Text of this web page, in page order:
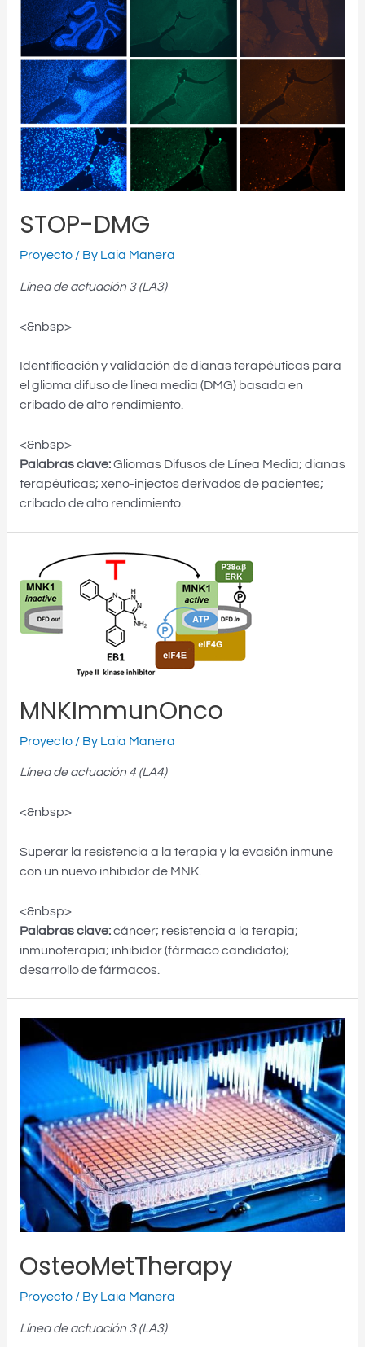
STOP-DMG
Proyecto/ By Laia Manera
Línea de actuación 3 (LA3)
<&nbsp>
Identificación y validación de dianas terapéuticas para
el glioma difuso de línea media (DMG) basada en
cribado de alto rendimiento.
<&nbsp>
Palabras clave:Gliomas Difusos de Línea Media; dianas
terapéuticas; xeno-injectos derivados de pacientes;
cribado de alto rendimiento.
MNKImmunOnco
Proyecto/ By Laia Manera
Línea de actuación 4 (LA4)
<&nbsp>
Superar la resistencia a la terapia y la evasión inmune
con un nuevo inhibidor de MNK.
<&nbsp>
Palabras clave:cáncer; resistencia a la terapia;
inmunoterapia; inhibidor (fármaco candidato);
desarrollo de fármacos.
OsteoMetTherapy
Proyecto/ By Laia Manera
Línea de actuación 3 (LA3)